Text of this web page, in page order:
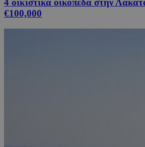
4 οικιστικά οικόπεδα στην
€100,000